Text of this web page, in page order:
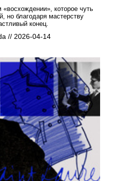
которое чуть
но благодаря мастерству
конец.
// 2026-04-14